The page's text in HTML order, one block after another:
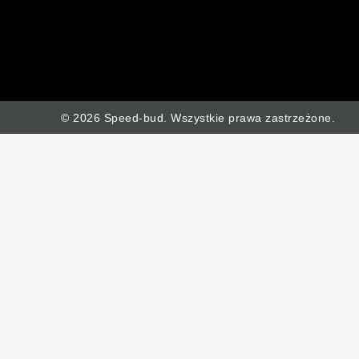
© 2026 Speed-bud. Wszystkie prawa zastrzeżone.